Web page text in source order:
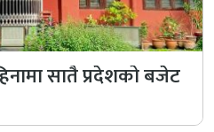
सातै प्रदेशको बजेट